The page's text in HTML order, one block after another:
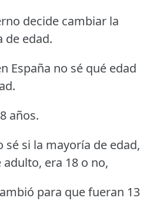
decide cambiar la
de edad.
España no sé qué edad
años.
sé si la mayoría de edad,
era 18 o no,
para que fueran 13